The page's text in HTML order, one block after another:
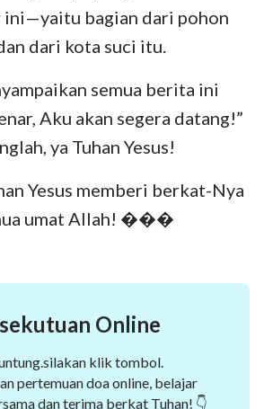
ini—yaitu bagian dari pohon
dari kota suci itu.
semua berita ini
Aku akan segera datang!”
ya Tuhan Yesus!
Yesus memberi berkat-Nya
umat Allah! ���
Online
klik tombol.
pertemuan doa online, belajar
dan terima berkat Tuhan! 👇